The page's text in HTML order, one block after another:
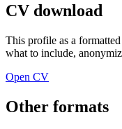
CV download
This profile as a
what to include,
Open CV
Other formats